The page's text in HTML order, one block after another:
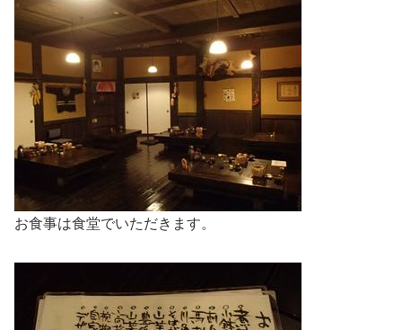
お食事は食堂でいただきます。